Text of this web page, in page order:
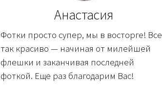
Анастасия
Фотки просто супер, мы в восторге! Все
так красиво — начиная от милейшей
флешки и заканчивая последней
фоткой. Еще раз благодарим Вас!